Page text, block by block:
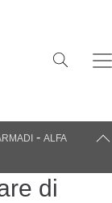
- ALFA
di